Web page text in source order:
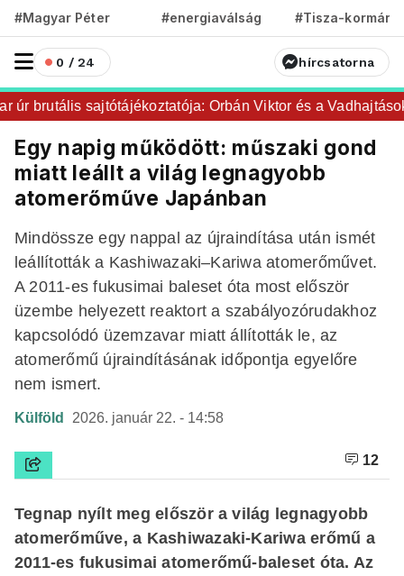
#Magyar Péter #energiaválság #Tisza-kormány
0 / 24 hírcsatorna
brutális sajtótájékoztatója: Orbán Viktor és a Vadhajtások
Egy napig működött: műszaki gond
miatt leállt a világ legnagyobb
atomerőműve Japánban
Mindössze egy nappal az újraindítása után ismét
leállították a Kashiwazaki–Kariwa atomerőművet.
A 2011-es fukusimai baleset óta most először
üzembe helyezett reaktort a szabályozórudakhoz
kapcsolódó üzemzavar miatt állították le, az
atomerőmű újraindításának időpontja egyelőre
nem ismert.
Külföld 2026. január 22. - 14:58
12
Tegnap nyílt meg először a világ legnagyobb
atomerőműve, a Kashiwazaki-Kariwa erőmű a
2011-es fukusimai atomerőmű-baleset óta. Az